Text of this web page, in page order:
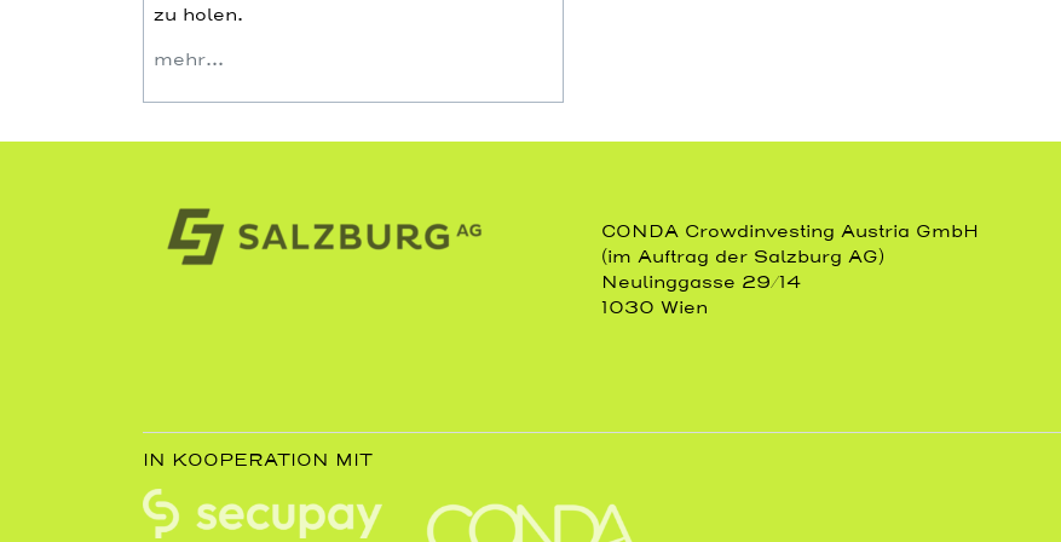
zu holen.
mehr…
CONDA Crowdinvesting Austria GmbH
(im Auftrag der Salzburg AG)
Neulinggasse 29/14
1030 Wien
IN KOOPERATION MIT